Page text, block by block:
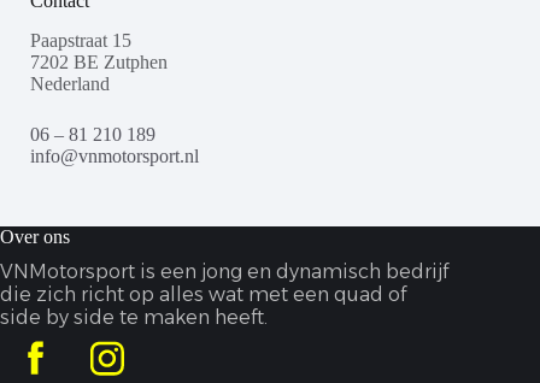
Paapstraat 15
7202 BE Zutphen
Nederland
06 – 81 210 189
info@vnmotorsport.nl
Over ons
VNMotorsport is een jong en dynamisch bedrijf
die zich richt op alles wat met een quad of
side by side te maken heeft.